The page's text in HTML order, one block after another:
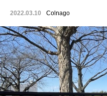
2022.03.10 Colnago